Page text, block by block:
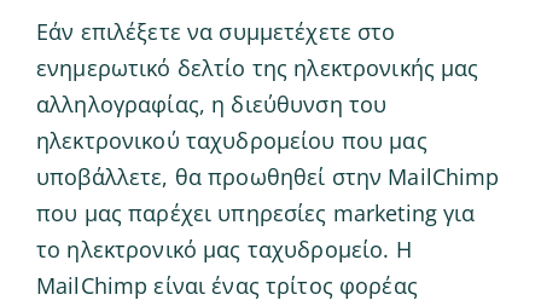
Εάν επιλέξετε να συμμετέχετε στο
ενημερωτικό δελτίο της ηλεκτρονικής μας
αλληλογραφίας, η διεύθυνση του
ηλεκτρονικού ταχυδρομείου που μας
υποβάλλετε, θα προωθηθεί στην MailChimp
που μας παρέχει υπηρεσίες marketing για
το ηλεκτρονικό μας ταχυδρομείο. Η
MailChimp είναι ένας τρίτος φορέας